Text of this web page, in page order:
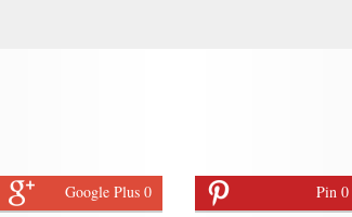
Google Plus 0 Pin 0